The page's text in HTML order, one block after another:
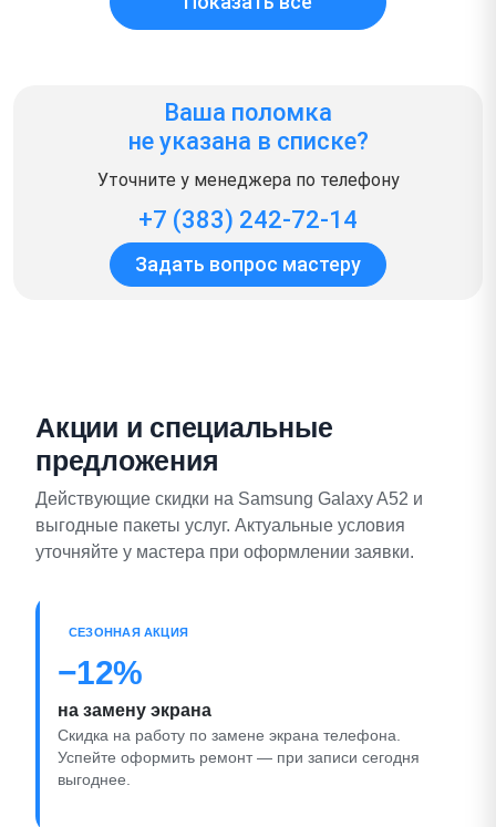
Ваша поломка
не указана в списке?
Уточните у менеджера по телефону
+7 (383) 242-72-14
Задать вопрос мастеру
Акции и специальные
предложения
Действующие скидки на Samsung Galaxy A52 и
выгодные пакеты услуг. Актуальные условия
уточняйте у мастера при оформлении заявки.
СЕЗОННАЯ АКЦИЯ
−12%
на замену экрана
Скидка на работу по замене экрана телефона.
Успейте оформить ремонт — при записи сегодня
выгоднее.